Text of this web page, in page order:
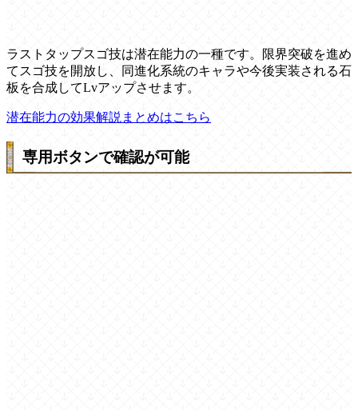
ラストタップスゴ技は潜在能力の一種です。限界突破を進め
てスゴ技を開放し、同進化系統のキャラや今後実装される石
板を合成してLvアップさせます。
潜在能力の効果解説まとめはこちら
専用ボタンで確認が可能